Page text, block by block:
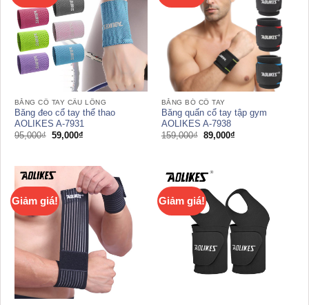
BĂNG CỔ TAY CẦU LÔNG
Băng đeo cổ tay thể thao
AOLIKES A-7931
95,000₫ Giá
gốc
59,000₫Giá
59,000₫.
BĂNG BÓ CỔ TAY
Băng quấn cổ tay tập gym
AOLIKES A-7938
159,000₫ Giá
gốc
89,000₫Giá
Giảm giá! Giảm giá!